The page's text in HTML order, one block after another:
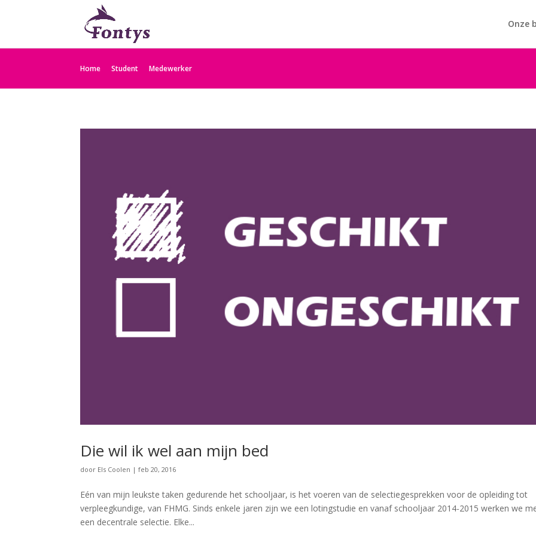
Home Student Medewerker
Onze
Die wil ik wel aan mijn bed
door Els Coolen |feb 20, 2016
Eén van mijn leukste taken gedurende het schooljaar, is het voeren van de selectiegesprekken voor de opleiding tot
verpleegkundige, van FHMG. Sinds enkele jaren zijn we een lotingstudie en vanaf schooljaar 2014-2015 werken we
een decentrale selectie. Elke...